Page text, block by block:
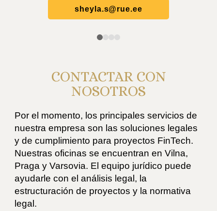
sheyla.s@rue.ee
CONTACTAR CON
NOSOTROS
Por el momento, los principales servicios de
nuestra empresa son las soluciones legales
y de cumplimiento para proyectos FinTech.
Nuestras oficinas se encuentran en Vilna,
Praga y Varsovia. El equipo jurídico puede
ayudarle con el análisis legal, la
estructuración de proyectos y la normativa
legal.